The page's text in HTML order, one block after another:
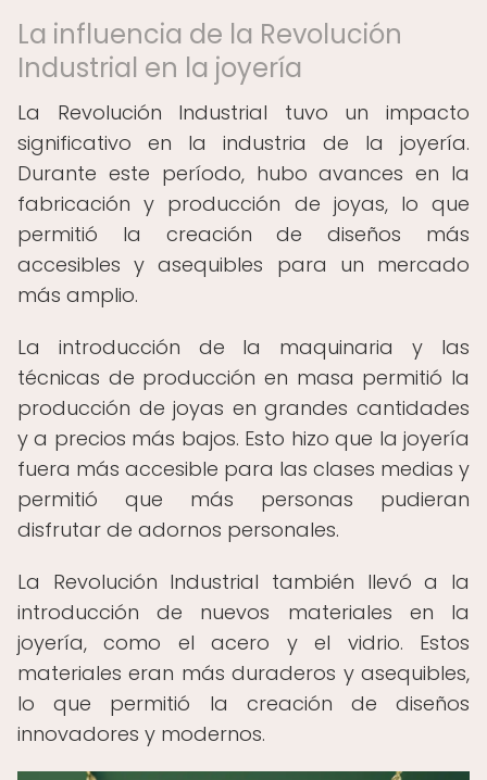
La influencia de la Revolución
Industrial en la joyería
La Revolución Industrial tuvo un impacto
significativo en la industria de la joyería.
Durante este período, hubo avances en la
fabricación y producción de joyas, lo que
permitió la creación de diseños más
accesibles y asequibles para un mercado
más amplio.
La introducción de la maquinaria y las
técnicas de producción en masa permitió la
producción de joyas en grandes cantidades
y a precios más bajos. Esto hizo que la joyería
fuera más accesible para las clases medias y
permitió que más personas pudieran
disfrutar de adornos personales.
La Revolución Industrial también llevó a la
introducción de nuevos materiales en la
joyería, como el acero y el vidrio. Estos
materiales eran más duraderos y asequibles,
lo que permitió la creación de diseños
innovadores y modernos.